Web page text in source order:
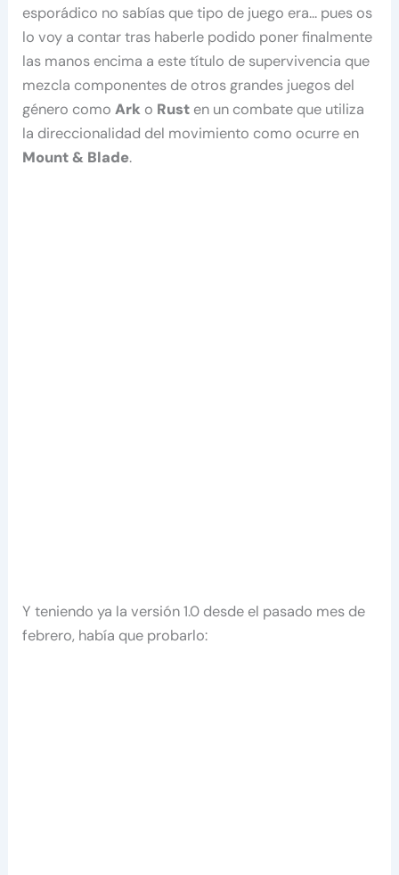
esporádico no sabías que tipo de juego era… pues os
lo voy a contar tras haberle podido poner finalmente
las manos encima a este título de supervivencia que
mezcla componentes de otros grandes juegos del
género comoArk o Rust en un combate que utiliza
la direccionalidad del movimiento como ocurre en
Mount & Blade.
Y teniendo ya la versión 1.0 desde el pasado mes de
febrero, había que probarlo: